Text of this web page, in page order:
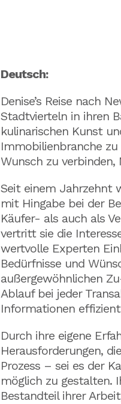
Deutsch:
Denise’s Reise nach
Stadtvierteln in ihren
kulinarischen Kunst
Immobilienbranche
Wunsch zu
Seit einem Jahrzehnt
mit Hingabe bei der
Käufer- als auch als
vertritt sie die
wertvolle Experten
Bedürfnisse und
außergewöhnlichen
Ablauf bei jeder
Informationen
Durch ihre eigene
Herausforderungen,
Prozess – sei es der
möglich zu gestalten.
Bestandteil ihrer